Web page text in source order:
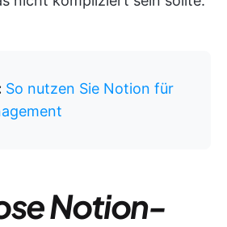
So nutzen Sie Notion für
Notion-